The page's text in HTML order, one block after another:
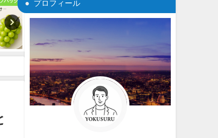
プロフィール